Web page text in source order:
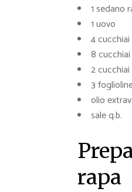
1 sedano
1 uovo
4
8
2
3
olio
sale q.b.
rapa